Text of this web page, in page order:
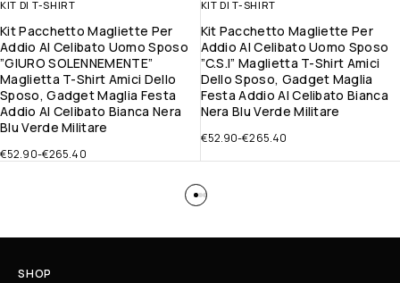
KIT DI T-SHIRT
Kit Pacchetto Magliette Per
Addio Al Celibato Uomo Sposo
”GIURO SOLENNEMENTE”
Maglietta T-Shirt Amici Dello
Sposo, Gadget Maglia Festa
Addio Al Celibato Bianca Nera
Blu Verde Militare
€52.90-€265.40
KIT DI T-SHIRT
Kit Pacchetto Magliette Per
Addio Al Celibato Uomo Sposo
”C.S.I” Maglietta T-Shirt Amici
Dello Sposo, Gadget Maglia
Festa Addio Al Celibato Bianca
Nera Blu Verde Militare
€52.90-€265.40
SHOP